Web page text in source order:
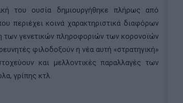
του ουσία δημιουργήθηκε πλήρως από
περιέχει κοινά χαρακτηριστικά διαφόρων
των γενετικών πληροφοριών των κορονοϊών
φιλοδοξούν η νέα αυτή «στρατηγική»
και μελλοντικές παραλλαγές των
γρίπης κτλ.